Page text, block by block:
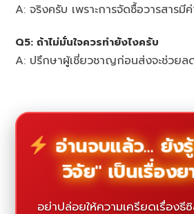
A: จริงครับ เพราะการจัดซื้อวารสารมี
Q5: ถ้าไม่มั่นใจควรทำยังไงครับ
A: ปรึกษาผู้เชี่ยวชาญก่อนส่งจะช่วยล
อ่านจบแล้ว... ยัง
วิจัย" เป็นเรื่องย
อย่าปล่อยให้ความเครียดเรื่องธี